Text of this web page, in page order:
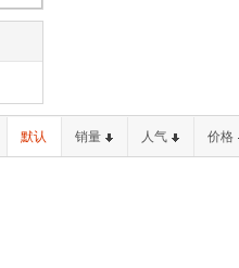
默认 销量 人气 价格